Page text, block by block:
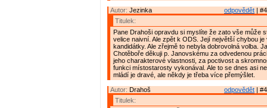
odpovědět |
Autor: Jezinka
Titulek:
Pane Drahoši opravdu si myslíte že zato vše může
velice naivní. Ale zpět k ODS. Její největší chybou je
kandidátky. Ale zřejmě to nebyla dobrovolná volba.
Chotěboře děkuji p. Janovskému za odvedenou
jeho charakterové vlastnosti, za poctivost a
funkci místostarosty vykonával. Ale to se dnes asi
mládí je dravé, ale někdy je třeba více přemýšlet.
odpovědět |
Autor: Drahoš
Titulek: